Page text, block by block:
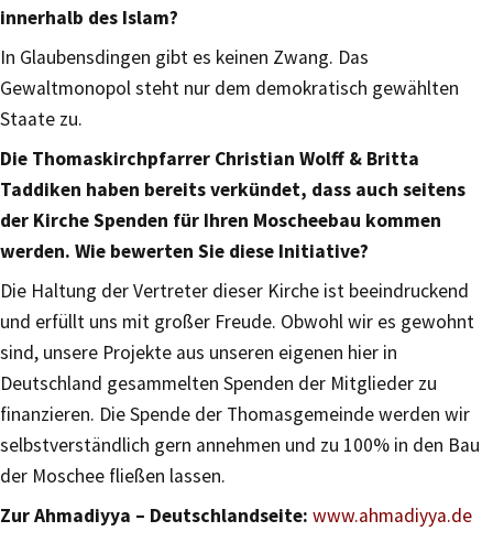
innerhalb des Islam?
In Glaubensdingen gibt es keinen Zwang. Das
Gewaltmonopol steht nur dem demokratisch gewählten
Staate zu.
Die Thomaskirchpfarrer Christian Wolff & Britta
Taddiken haben bereits verkündet, dass auch seitens
der Kirche Spenden für Ihren Moscheebau kommen
werden. Wie bewerten Sie diese Initiative?
Die Haltung der Vertreter dieser Kirche ist beeindruckend
und erfüllt uns mit großer Freude. Obwohl wir es gewohnt
sind, unsere Projekte aus unseren eigenen hier in
Deutschland gesammelten Spenden der Mitglieder zu
finanzieren. Die Spende der Thomasgemeinde werden wir
selbstverständlich gern annehmen und zu 100% in den Bau
der Moschee fließen lassen.
Zur Ahmadiyya – Deutschlandseite: www.ahmadiyya.de